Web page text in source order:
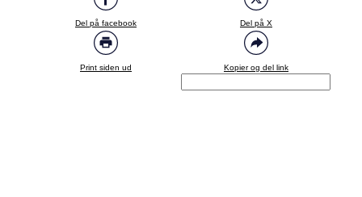
Del på facebook Del på X
Print siden ud Kopier og del link